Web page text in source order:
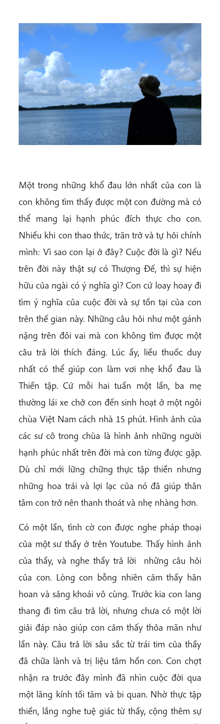
Một trong những khổ đau lớn nhất của con là
con không tìm thấy được một con đường mà có
thể mang lại hạnh phúc đích thực cho con.
Nhiều khi con thao thức, trăn trở và tự hỏi chính
mình: Vì sao con lại ở đây? Cuộc đời là gì? Nếu
trên đời này thật sự có Thượng Đế, thì sự hiện
hữu của ngài có ý nghĩa gì? Con cứ loay hoay đi
tìm ý nghĩa của cuộc đời và sự tồn tại của con
trên thế gian này. Những câu hỏi như một gánh
nặng trên đôi vai mà con không tìm được một
câu trả lời thích đáng. Lúc ấy, liều thuốc duy
nhất có thể giúp con làm vơi nhẹ khổ đau là
Thiền tập. Cứ mỗi hai tuần một lần, ba mẹ
thường lái xe chở con đến sinh hoạt ở một ngôi
chùa Việt Nam cách nhà 15 phút. Hình ảnh của
các sư cô trong chùa là hình ảnh những người
hạnh phúc nhất trên đời mà con từng được gặp.
Dù chỉ mới lững chững thực tập thiền nhưng
những hoa trái và lợi lạc của nó đã giúp thân
tâm con trở nên thanh thoát và nhẹ nhàng hơn.
Có một lần, tình cờ con được nghe pháp thoại
của một sư thầy ở trên Youtube. Thấy hình ảnh
của thầy, và nghe thầy trả lời những câu hỏi
của con. Lòng con bỗng nhiên cảm thấy hân
hoan và sảng khoái vô cùng. Trước kia con lang
thang đi tìm câu trả lời, nhưng chưa có một lời
giải đáp nào giúp con cảm thấy thỏa mãn như
lần này. Câu trả lời sâu sắc từ trái tim của thầy
đã chữa lành và trị liệu tâm hồn con. Con chợt
nhận ra trước đây mình đã nhìn cuộc đời qua
một lăng kính tối tăm và bi quan. Nhờ thực tập
thiền, lắng nghe tuệ giác từ thầy, cộng thêm sự